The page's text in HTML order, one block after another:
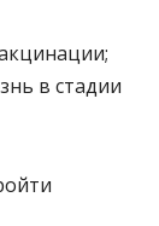
в стадии